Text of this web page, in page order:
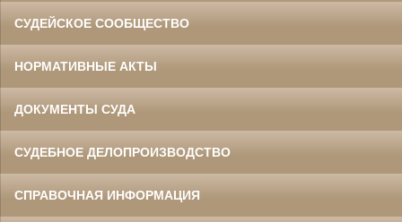
СУДЕЙСКОЕ СООБЩЕСТВО
НОРМАТИВНЫЕ АКТЫ
ДОКУМЕНТЫ СУДА
СУДЕБНОЕ ДЕЛОПРОИЗВОДСТВО
СПРАВОЧНАЯ ИНФОРМАЦИЯ